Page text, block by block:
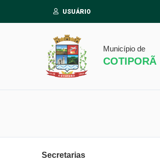
USUÁRIO
Município de
COTIPORÃ
Secretarias